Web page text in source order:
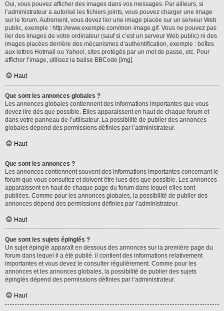
Oui, vous pouvez afficher des images dans vos messages. Par ailleurs, si
l’administrateur a autorisé les fichiers joints, vous pouvez charger une image
sur le forum. Autrement, vous devez lier une image placée sur un serveur Web
public, exemple : http://www.exemple.com/mon-image.gif. Vous ne pouvez pas
lier des images de votre ordinateur (sauf si c’est un serveur Web public) ni des
images placées derrière des mécanismes d’authentification, exemple : boîtes
aux lettres Hotmail ou Yahoo!, sites protégés par un mot de passe, etc. Pour
afficher l’image, utilisez la balise BBCode [img].
Haut
Que sont les annonces globales ?
Les annonces globales contiennent des informations importantes que vous
devez lire dès que possible. Elles apparaissent en haut de chaque forum et
dans votre panneau de l’utilisateur. La possibilité de publier des annonces
globales dépend des permissions définies par l’administrateur.
Haut
Que sont les annonces ?
Les annonces contiennent souvent des informations importantes concernant le
forum que vous consultez et doivent être lues dès que possible. Les annonces
apparaissent en haut de chaque page du forum dans lequel elles sont
publiées. Comme pour les annonces globales, la possibilité de publier des
annonces dépend des permissions définies par l’administrateur.
Haut
Que sont les sujets épinglés ?
Un sujet épinglé apparaît en dessous des annonces sur la première page du
forum dans lequel il a été publié. il contient des informations relativement
importantes et vous devez le consulter régulièrement. Comme pour les
annonces et les annonces globales, la possibilité de publier des sujets
épinglés dépend des permissions définies par l’administrateur.
Haut